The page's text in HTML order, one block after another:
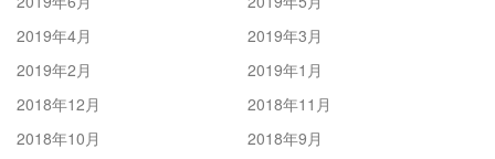
2019年4月
2019年3月
2019年2月
2019年1月
2018年12月
2018年11月
2018年10月
2018年9月